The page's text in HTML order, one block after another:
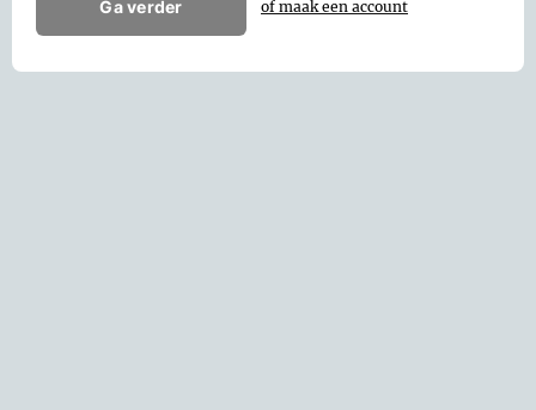
Ga verder of maak een account